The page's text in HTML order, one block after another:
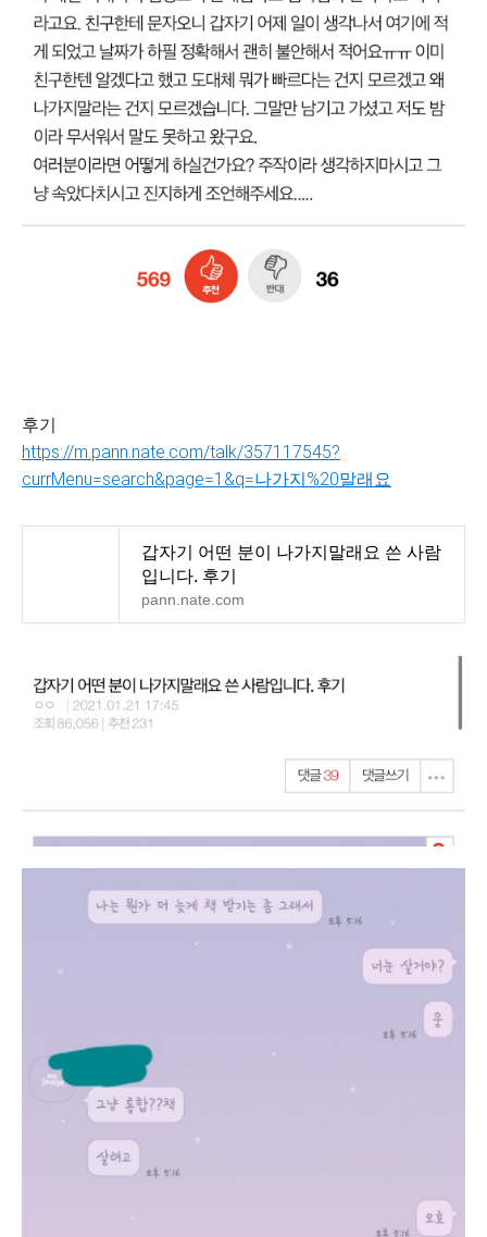
후기
https://m.pann.nate.com/talk/357117545?
currMenu=search&page=1&q=나가지%20말래요
갑자기 어떤 분이 나가지말래요 쓴 사람
입니다. 후기
pann.nate.com